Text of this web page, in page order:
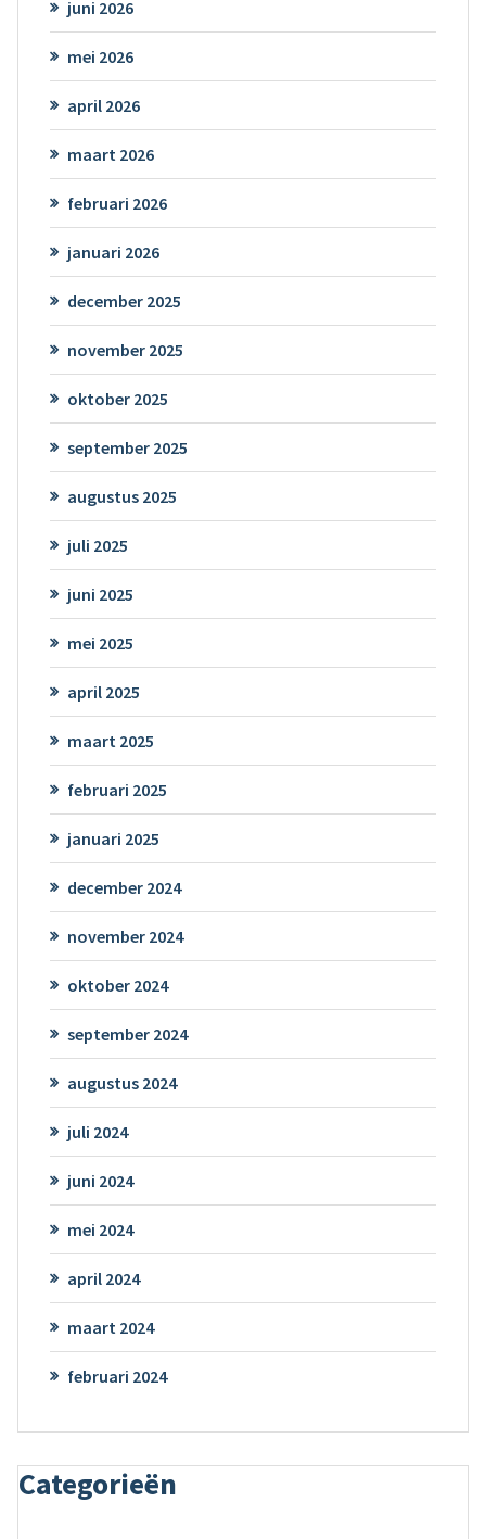
juni 2026
mei 2026
april 2026
maart 2026
februari 2026
januari 2026
december 2025
november 2025
oktober 2025
september 2025
augustus 2025
juli 2025
juni 2025
mei 2025
april 2025
maart 2025
februari 2025
januari 2025
december 2024
november 2024
oktober 2024
september 2024
augustus 2024
juli 2024
juni 2024
mei 2024
april 2024
maart 2024
februari 2024
Categorieën